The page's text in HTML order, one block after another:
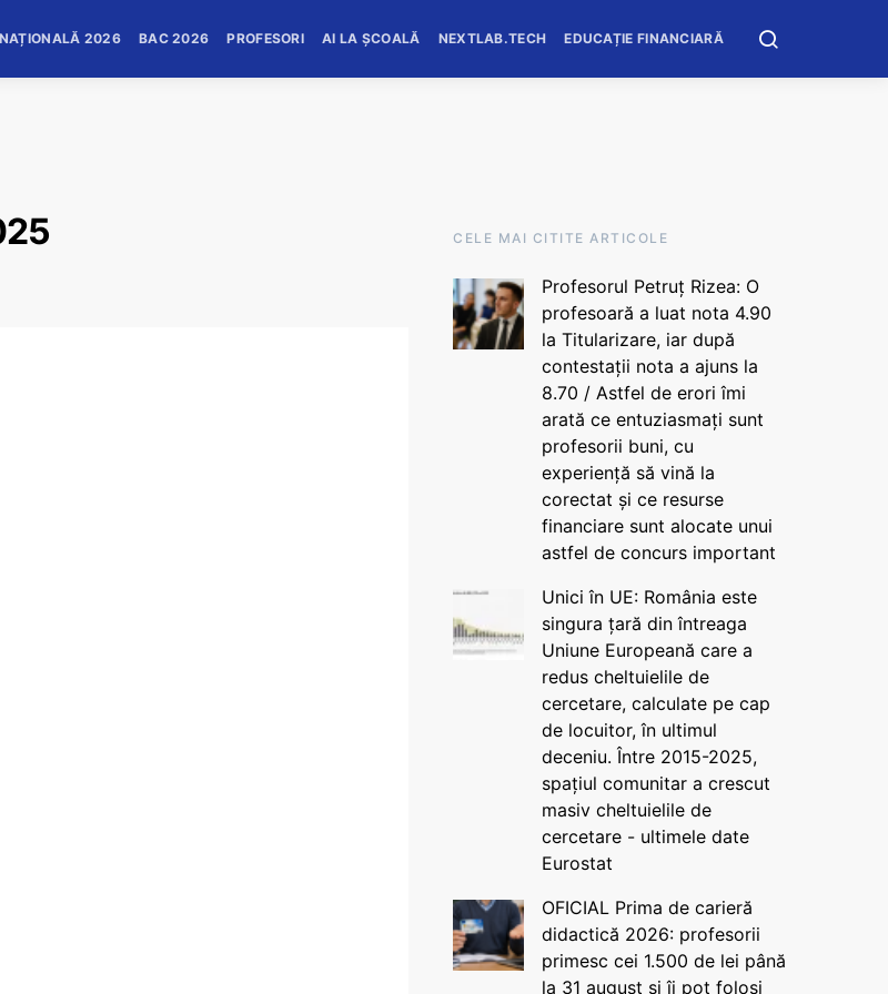
2026 BAC 2026 PROFESORI AI LA ȘCOALĂ NEXTLAB.TECH EDUCAȚIE FINANCIARĂ
CELE MAI CITITE ARTICOLE
Profesorul Petruț Rizea: O
profesoară a luat nota 4.90
la Titularizare, iar după
contestații nota a ajuns la
8.70 / Astfel de erori îmi
arată ce entuziasmați sunt
profesorii buni, cu
experiență să vină la
corectat și ce resurse
financiare sunt alocate unui
astfel de concurs important
Unici în UE: România este
singura țară din întreaga
Uniune Europeană care a
redus cheltuielile de
cercetare, calculate pe cap
de locuitor, în ultimul
deceniu. Între 2015-2025,
spațiul comunitar a crescut
masiv cheltuielile de
cercetare - ultimele date
Eurostat
OFICIAL Prima de carieră
didactică 2026: profesorii
primesc cei 1.500 de lei până
la 31 august și îi pot folosi